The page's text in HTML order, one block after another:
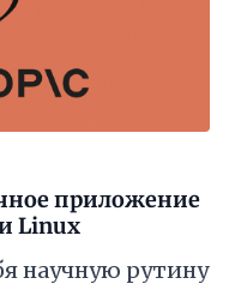
приложение
и Linux
научную рутину